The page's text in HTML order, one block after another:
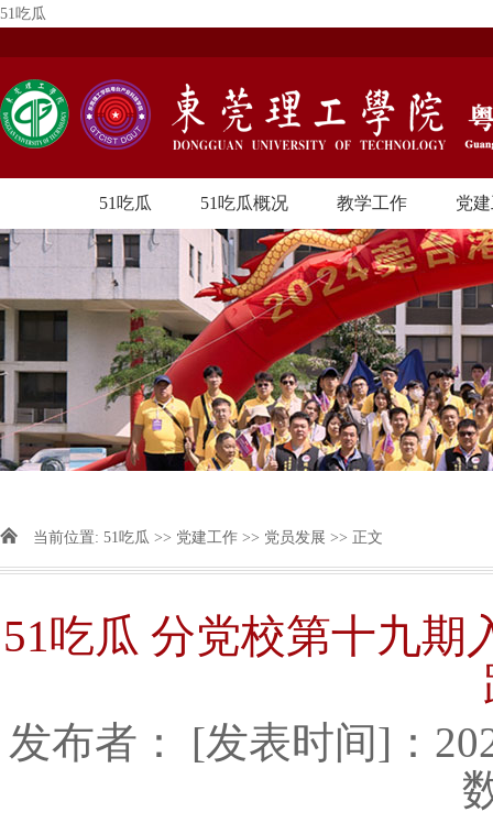
51吃瓜
51吃瓜 51吃瓜概况 教学工作 党
当前位置: 51吃瓜 >> 党建工作 >> 党员发展 >> 正文
51吃瓜 分党校第十九期
发布者：
[发表时间]：